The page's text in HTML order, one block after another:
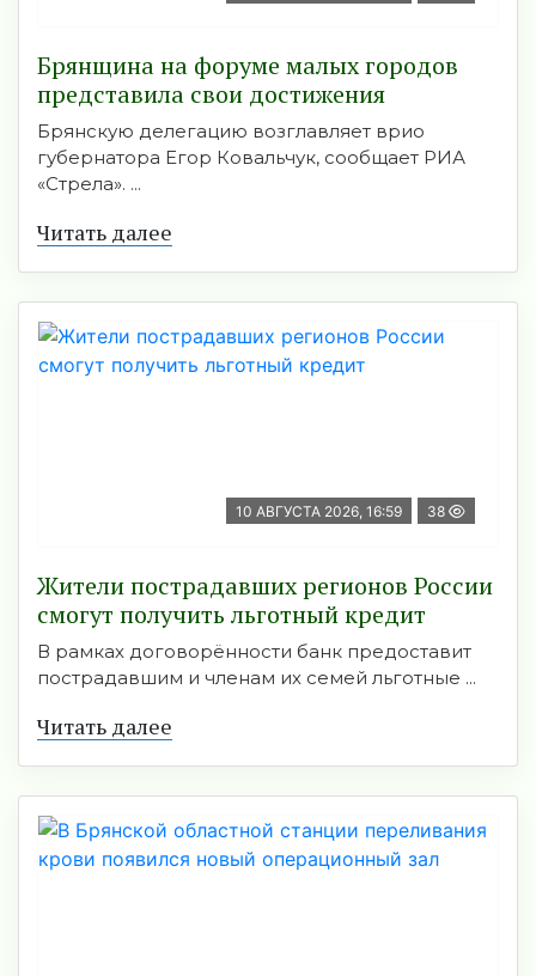
Брянщина на форуме малых городов
представила свои достижения
Брянскую делегацию возглавляет врио
губернатора Егор Ковальчук, сообщает РИА
«Стрела». ...
Читать далее
10 АВГУСТА 2026, 16:59 38
Жители пострадавших регионов России
смогут получить льготный кредит
В рамках договорённости банк предоставит
пострадавшим и членам их семей льготные ...
Читать далее